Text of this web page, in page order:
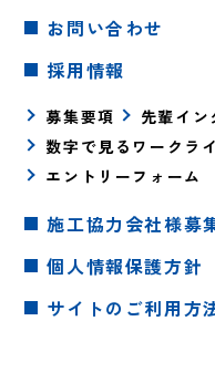
お問い合わせ
採用情報
募集要項 先輩イン
数字で見るワークラ
エントリーフォーム
施工協力会社様募
個人情報保護方針
サイトのご利用方